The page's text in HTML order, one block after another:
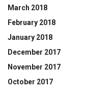
March 2018
February 2018
January 2018
December 2017
November 2017
October 2017